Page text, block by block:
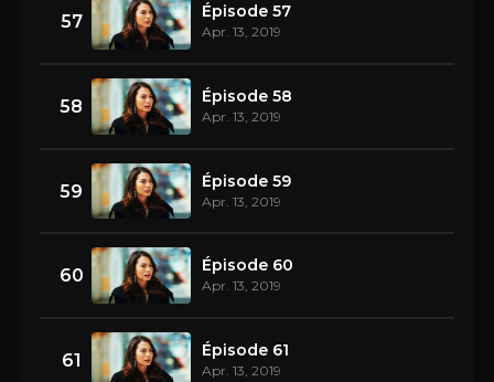
57 Épisode 57
Apr. 13, 2019
58 Épisode 58
Apr. 13, 2019
59 Épisode 59
Apr. 13, 2019
60 Épisode 60
Apr. 13, 2019
61 Épisode 61
Apr. 13, 2019